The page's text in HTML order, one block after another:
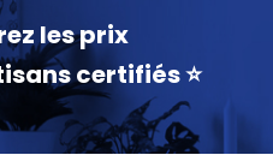
les prix
certifiés ⭐️